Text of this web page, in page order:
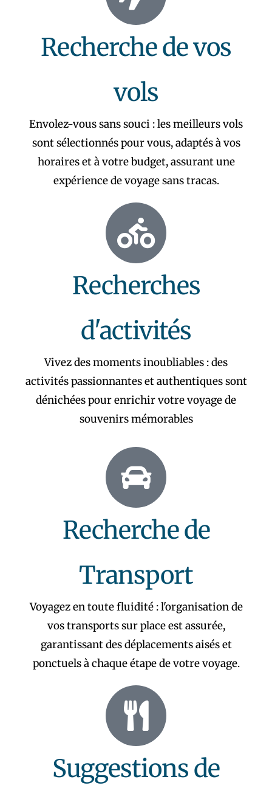
Recherche de vos
vols
Envolez-vous sans souci : les meilleurs vols
sont sélectionnés pour vous, adaptés à vos
horaires et à votre budget, assurant une
expérience de voyage sans tracas.
Recherches
d'activités
Vivez des moments inoubliables : des
activités passionnantes et authentiques sont
dénichées pour enrichir votre voyage de
souvenirs mémorables
Recherche de
Transport
Voyagez en toute fluidité : l'organisation de
vos transports sur place est assurée,
garantissant des déplacements aisés et
ponctuels à chaque étape de votre voyage.
Suggestions de